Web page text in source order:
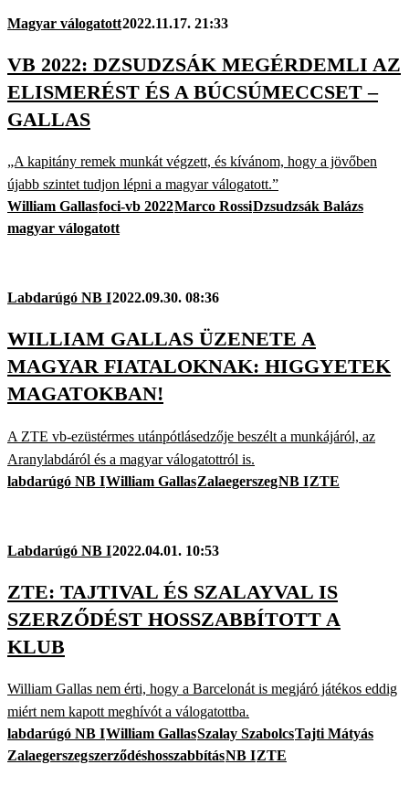
Magyar válogatott2022.11.17. 21:33
VB 2022: DZSUDZSÁK MEGÉRDEMLI AZ
ELISMERÉST ÉS A BÚCSÚMECCSET –
GALLAS
„A kapitány remek munkát végzett, és kívánom, hogy a jövőben
újabb szintet tudjon lépni a magyar válogatott.”
William Gallasfoci-vb 2022Marco RossiDzsudzsák Balázs
magyar válogatott
Labdarúgó NB I2022.09.30. 08:36
WILLIAM GALLAS ÜZENETE A
MAGYAR FIATALOKNAK: HIGGYETEK
MAGATOKBAN!
A ZTE vb-ezüstérmes utánpótlásedzője beszélt a munkájáról, az
Aranylabdáról és a magyar válogatottról is.
labdarúgó NB IWilliam GallasZalaegerszegNB IZTE
Labdarúgó NB I2022.04.01. 10:53
ZTE: TAJTIVAL ÉS SZALAYVAL IS
SZERZŐDÉST HOSSZABBÍTOTT A
KLUB
William Gallas nem érti, hogy a Barcelonát is megjáró játékos eddig
miért nem kapott meghívót a válogatottba.
labdarúgó NB IWilliam GallasSzalay SzabolcsTajti Mátyás
ZalaegerszegszerződéshosszabbításNB IZTE